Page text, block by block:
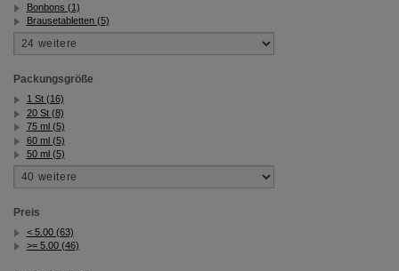
Bonbons (1)
Brausetabletten (5)
Packungsgröße
1 St (16)
20 St (8)
75 ml (5)
60 ml (5)
50 ml (5)
Preis
< 5.00 (63)
>= 5.00 (46)